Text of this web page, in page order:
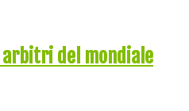
arbitri del mondiale